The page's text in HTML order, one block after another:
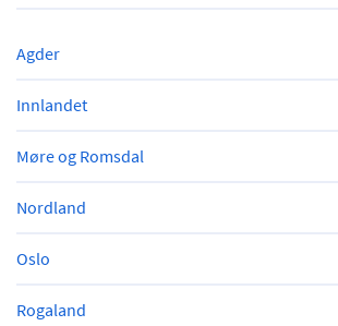
Agder
Innlandet
Møre og Romsdal
Nordland
Oslo
Rogaland